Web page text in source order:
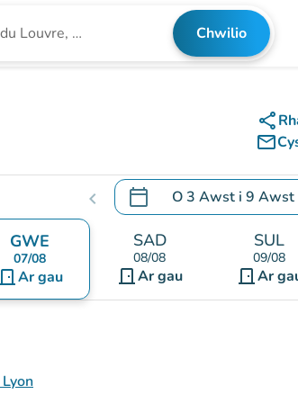
Chwilio
share
mail_outline
chevron_left calendar_today O3 Awst i 9 Awst
.Agor y calendr i newid
GWE
07/08
door_front Ar gau
SAD
08/08
door_frontAr gau
SUL
09/08
door_front Ar